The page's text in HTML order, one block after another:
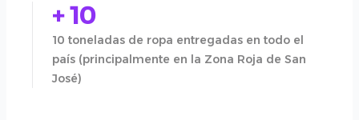
10 toneladas de ropa entregadas en todo el
país (principalmente en la Zona Roja de San
José)
+ 10